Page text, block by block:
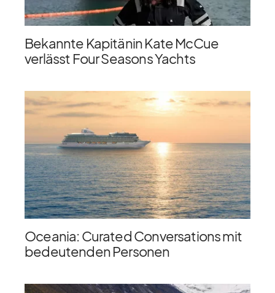
Bekannte Kapitänin Kate McCue
verlässt Four Seasons Yachts
Oceania: Curated Conversations mit
bedeutenden Personen